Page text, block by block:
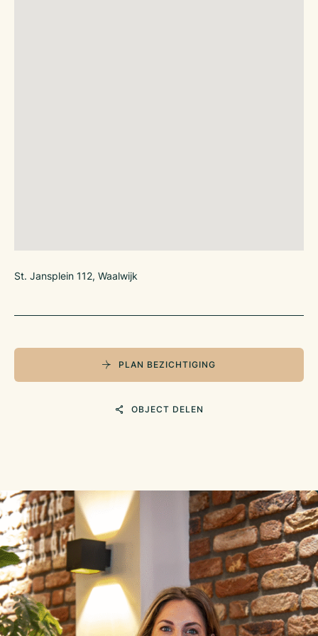
St. Jansplein 112, Waalwijk
PLAN BEZICHTIGING
OBJECT DELEN